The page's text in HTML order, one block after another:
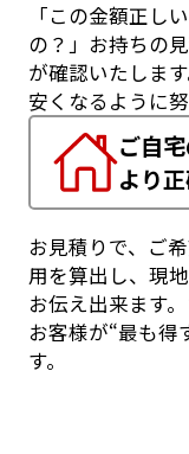
「この金額正し
の？」お持ちの
が確認いたしま
安くなるように
ご自
より
お見積りで、ご
用を算出し、現
お伝え出来ます
お客様が“最も得
す。